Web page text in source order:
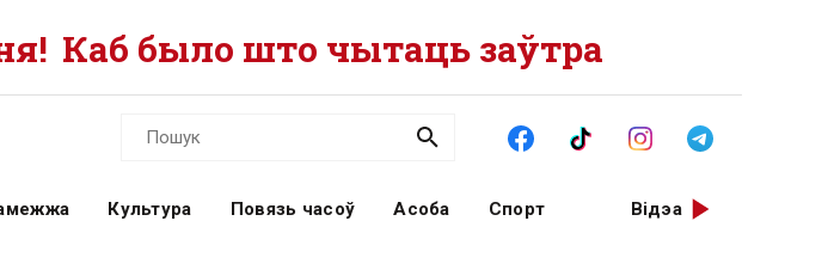
Каб было што чытаць заўтра
Культура Повязь часоў Асоба Спорт Відэа